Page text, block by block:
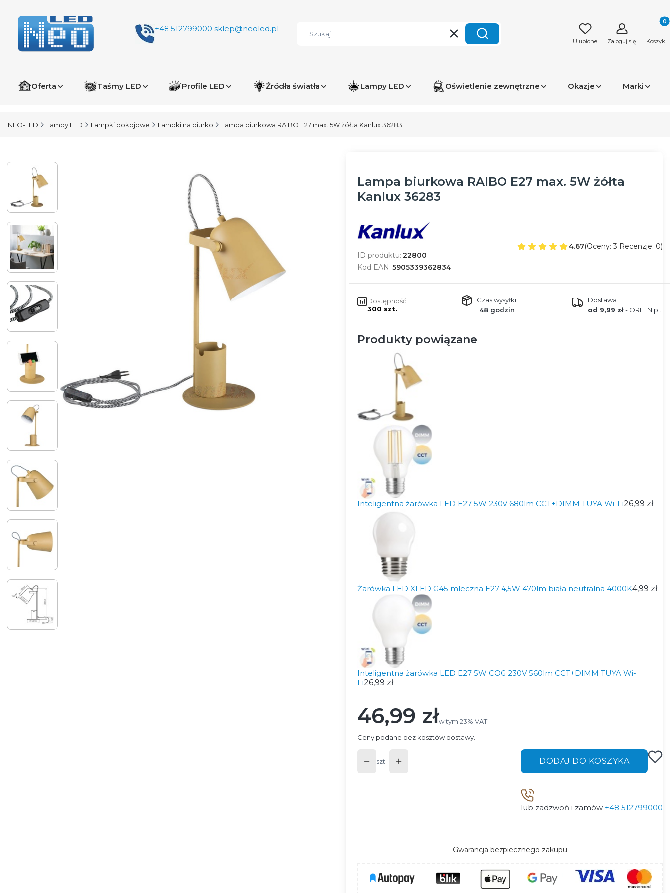
+48 512799000 sklep@neoled.pl
WyczyśćSzukaj Ulubione Zaloguj się Koszyk
Oferta Taśmy LED Profile LED Źródła światła Lampy LED Oświetlenie zewnętrzne Okazje Marki
NEO-LED Lampy LED Lampki pokojowe Lampki na biurko Lampa biurkowa RAIBO E27 max. 5W żółta Kanlux 36283
Lampa biurkowa RAIBO E27 max. 5W żółta
Kanlux 36283
ID produktu: 22800
Kod EAN: 5905339362834
4.67(Oceny: 3 Recenzje: 0)
Dostępność:
300 szt.
Czas wysyłki:
48 godzin
Dostawa
od 9,99 zł- ORLEN paczka
Produkty powiązane
Inteligentna żarówka LED E27 5W 230V 680lm CCT+DIMM TUYA Wi-Fi26,99 zł
Żarówka LED XLED G45 mleczna E27 4,5W 470lm biała neutralna 4000K4,99 zł
Inteligentna żarówka LED E27 5W COG 230V 560lm CCT+DIMM TUYA Wi-
Fi26,99 zł
Cena
46,99 złw tym 23% VAT
w tym 23% VAT
Ceny podane bez kosztów dostawy.
szt. DODAJ DO KOSZYKA
lub zadzwoń i zamów +48 512799000
Gwarancja bezpiecznego zakupu